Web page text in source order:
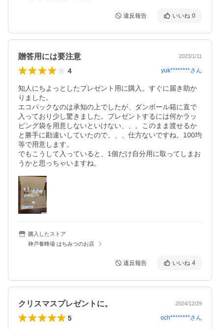
違反報告 いいね 0
贈答用には要注意 2023/1/11
4 yuk********さん
知人にちよっとしたプレゼント用に購入。すぐに届き助か
りました。
エコパックなのは承知の上でしたが、ダンボール箱に直で
入っており少し驚きました。プレゼントするには何かラッ
ピング袋を用意しないといけない、、。このまま渡せるか
と勝手に勘違いしていたので、、、仕方ないですね。100均
等で用意します。
でもこうして入っていると、1個だけ自分用に取ってしまお
うかと思っちゃいますね。
購入したストア
神戸養蜂場 はちみつのお店
違反報告 いいね 4
クリスマスプレゼントに。 2024/12/29
5 och********さん